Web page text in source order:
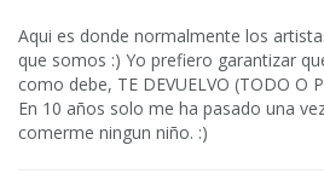
Aqui es donde normalmente los
que somos :) Yo prefiero garantizar
como debe, TE DEVUELVO (TODO O
En 10 años solo me ha pasado una
comerme ningun niño. :)